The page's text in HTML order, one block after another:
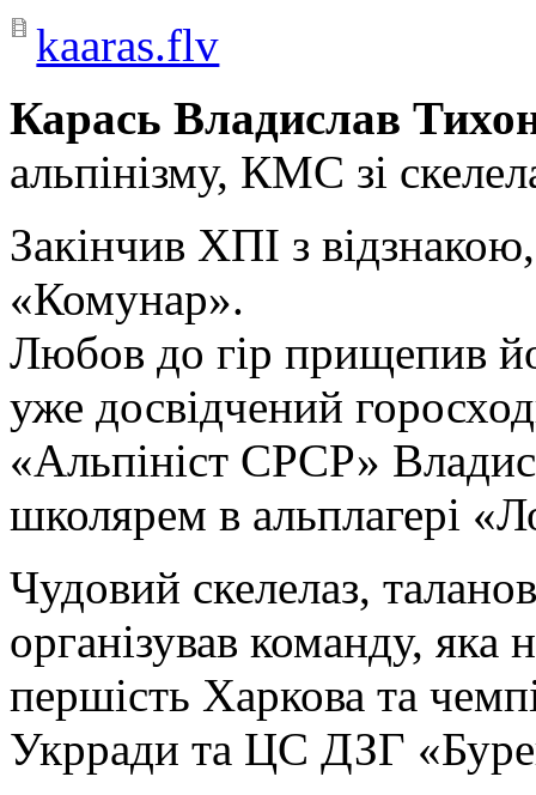
kaaras.flv
Карась Владислав
альпінізму, КМС зі
Закінчив ХПІ з
«Комунар».
Любов до гір прищепив
уже досвідчений
«Альпініст СРСР»
школярем в альплагері
Чудовий скелелаз,
організував команду, яка
першість Харкова та
Укрради та ЦС ДЗГ